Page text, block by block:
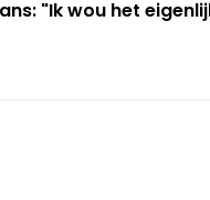
"Ik wou het